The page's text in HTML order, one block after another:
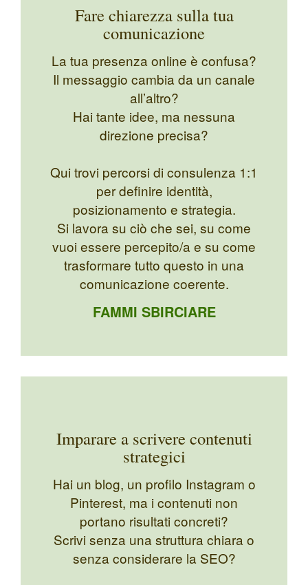
Fare chiarezza sulla tua
comunicazione
La tua presenza online è confusa?
Il messaggio cambia da un canale
all’altro?
Hai tante idee, ma nessuna
direzione precisa?
Qui trovi percorsi di consulenza 1:1
per definire identità,
posizionamento e strategia.
Si lavora su ciò che sei, su come
vuoi essere percepito/a e su come
trasformare tutto questo in una
comunicazione coerente.
FAMMI SBIRCIARE
Imparare a scrivere contenuti
strategici
Hai un blog, un profilo Instagram o
Pinterest, ma i contenuti non
portano risultati concreti?
Scrivi senza una struttura chiara o
senza considerare la SEO?